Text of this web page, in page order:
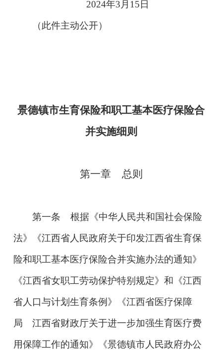
2024年3月15日
（此件主动公开）
景德镇市生育保险和职工基本医疗保险合
并实施细则
第一章 总则
第一条 根据《中华人民共和国社会保险
法》《江西省人民政府关于印发江西省生育保
险和职工基本医疗保险合并实施办法的通知》
《江西省女职工劳动保护特别规定》和《江西
省人口与计划生育条例》《江西省医疗保障
局 江西省财政厅关于进一步加强生育医疗费
用保障工作的通知》《景德镇市人民政府办公